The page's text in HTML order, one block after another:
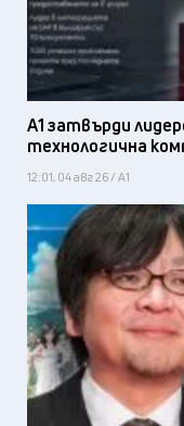
А1 затвърди
технологична
12:01, 04 авг 26 / А1